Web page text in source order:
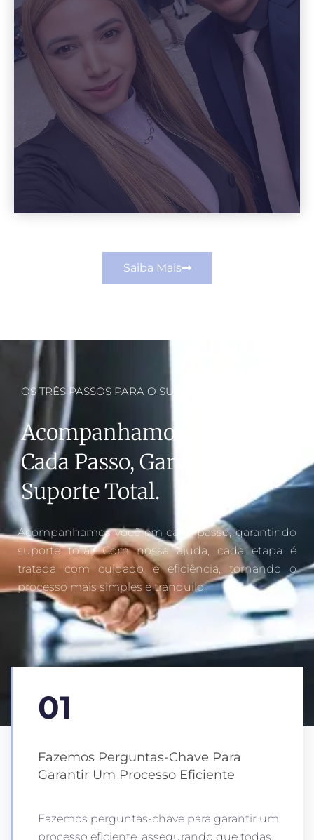
Saiba Mais
OS TRÊS PASSOS PARA O SUCESSO
Acompanhamos Você Em
Cada Passo, Garantindo
Suporte Total.
Acompanhamos você em cada passo, garantindo
suporte total. Com nossa ajuda, cada etapa é
tratada com cuidado e eficiência, tornando o
processo mais simples e tranquilo.
01
Fazemos Perguntas-Chave Para
Garantir Um Processo Eficiente
Fazemos perguntas-chave para garantir um
processo eficiente, assegurando que todas